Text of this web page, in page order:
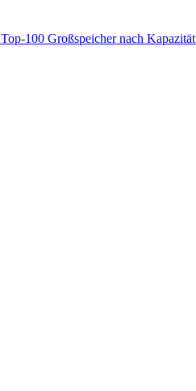
Top-100 Großspeicher nach Kapazität